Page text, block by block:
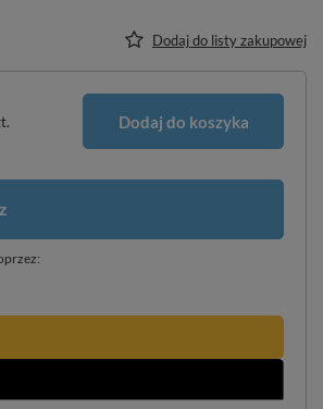
Dodaj do listy zakupowej
Dodaj do koszyka